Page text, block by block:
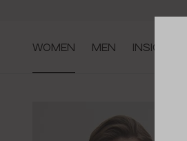
Zur Hauptnavigation springen
WOMEN MEN INSIGHTS